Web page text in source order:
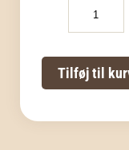
LAKS
antal
Tilføj til